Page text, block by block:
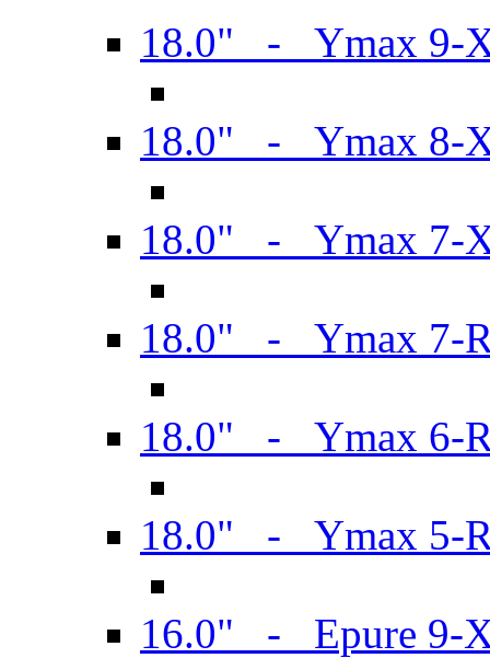
18.0" - Ymax 9-
18.0" - Ymax 8-
18.0" - Ymax 7-
18.0" - Ymax 7-
18.0" - Ymax 6-
18.0" - Ymax 5-
16.0" - Epure 9-